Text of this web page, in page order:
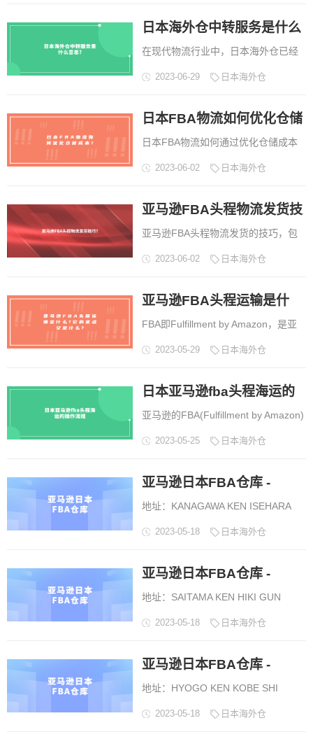
式。...
日本海外仓中转服务是什么
意思?
在现代物流行业中，日本海外仓已经
提供高效、便捷的物流服务。作为日
仓中转服务也是非常常见的。那么日
本海外仓中转服务是什么?它有什么优
2023-06-29 日本海外仓
日本FBA物流如何优化仓储
成本?
日本FBA物流如何通过优化仓储成本
设备、库存管理、运输方式和人力资
2023-06-02 日本海外仓
亚马逊FBA头程物流发货技
巧?
亚马逊FBA头程物流发货的技巧，包
备货物、如何填写运单和如何跟踪物
2023-06-02 日本海外仓
亚马逊FBA头程运输是什
么?它的优点又是什么?
FBA即Fulfillment by Amazon，是亚
的产品存储在亚马逊的仓库中，并使
FBA头程运输，则是指使用亚马逊推
出的一种物流服务，在通过国际物流
地亚马逊仓库的过程中，使用亚马逊
运输更经济高效。...
2023-05-29 日本海外仓
日本亚马逊fba头程海运的
操作流程
亚马逊的FBA(Fulfillment by Amazon)
存储在亚马逊的仓库中，当顾客下订
单，同时提供售后服务。...
2023-05-25 日本海外仓
亚马逊日本FBA仓库 -
VJU1
地址：KANAGAWA KEN ISEHARA
地址：神奈川県 伊勢原市石田
2023-05-18 日本海外仓
亚马逊日本FBA仓库 -
VJUN
地址：SAITAMA KEN HIKI GUN
480 日文地址：埼玉県 比企郡 吉見
2023-05-18 日本海外仓
亚马逊日本FBA仓库 -
VJNB
地址：HYOGO KEN KOBE SHI
FUKAEHAMAMACHI 65 日文地址：
2023-05-18 日本海外仓